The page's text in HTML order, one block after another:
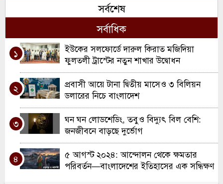
৬
বিশ্বকাপে সেমিফাইনালের উত্তেজনা, শিরোপার
লড়াইয়ে মুখোমুখি চার পরাশক্তি
৭
বাংলাদেশের সামনে হোয়াইটওয়াশ এড়ানোর
শেষ সুযোগ
৮
নতুন মৌসুমকে সামনে রেখে প্রস্তুতিতে ব্যস্ত
ফুটবল ক্লাবগুলো
৯
ম্যাচটি সাজানো ছিল’—আর্জেন্টিনার কাছে
নাটকীয় হারের পর কান্নায় ভেঙে পড়ে রেফারিকে
দুষলেন মোস্তফা জিকো
১০
আর্লিং হলান্ডের বিলাসী জীবন, কোটি টাকার
গাড়ি, ফিটনেস রহস্য ও প্রেম—জেনে নিন
নরওয়ের গোলমেশিনের অজানা গল্প
সর্বশেষ
সর্বাধিক
১
ইউকের সলফোর্ডে দারুল কিরাত মজিদিয়া
ফুলতলী ট্রাস্টের নতুন শাখার উদ্বোধন
২
প্রবাসী আয়ে টানা দ্বিতীয় মাসেও ৩ বিলিয়ন
ডলারের নিচে বাংলাদেশ
৩
ঘন ঘন লোডশেডিং, তবুও বিদ্যুৎ বিল বেশি:
জনজীবনে বাড়ছে দুর্ভোগ
৪
৫ আগস্ট ২০২৪: আন্দোলন থেকে ক্ষমতার
পরিবর্তন—বাংলাদেশের ইতিহাসের এক সন্ধিক্ষণ